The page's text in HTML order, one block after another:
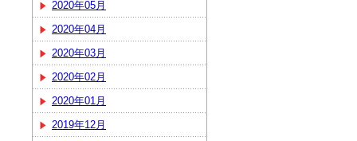
2020年05月
2020年04月
2020年03月
2020年02月
2020年01月
2019年12月